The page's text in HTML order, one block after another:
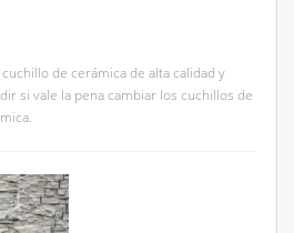
de cerámica de alta calidad y
si vale la pena cambiar los cuchillos de